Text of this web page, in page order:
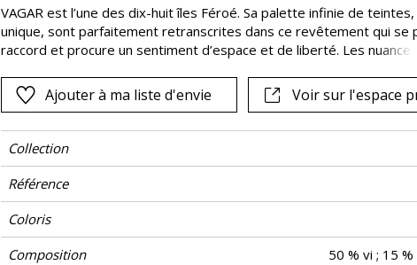
Vert
Violet
VAGAR est l’une des dix-huit îles Féroé. Sa palette infinie de
unique, sont parfaitement retranscrites dans ce revêtement qui se
raccord et procure un sentiment d’espace et de liberté. Les
dans un fil de trame irrégulier composé surtout de laine et de lin. Un
l’horizontalité apaisante, qui évoque les paysages à perte de vue
Ajouter à ma liste d'envie Voir sur l'espace
Collection
Référence
Coloris
Composition
50 % vi ; 15